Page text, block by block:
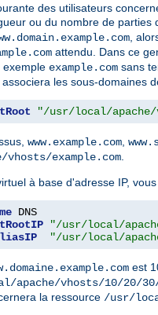
des utilisateurs
ou du nombre de
,
attendu. Dans ce
exemple example.com sans
les sous-domaines
"/usr/local/apache/
www.example.com,
example.com.
à base d'adresse IP,
"/usr/local/
"/usr/local/
est
apache/vhosts/10/20/
la ressource /usr/